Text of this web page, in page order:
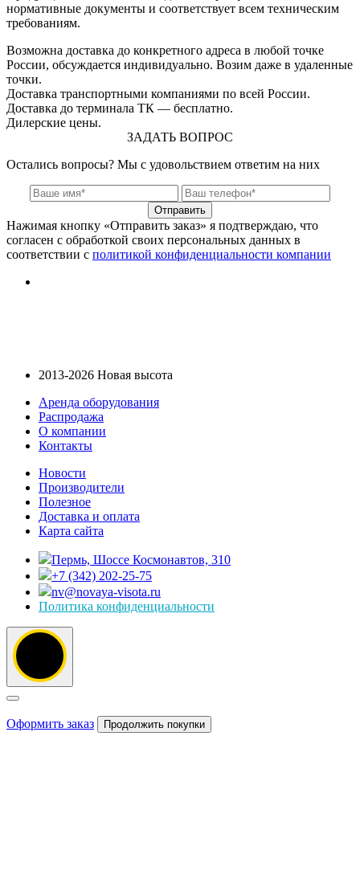
нормативные документы и соответствует всем техническим
требованиям.
Возможна доставка до конкретного адреса в любой точке
России, обсуждается индивидуально. Возим даже в удаленные
точки.
Доставка транспортными компаниями по всей России.
Доставка до терминала ТК — бесплатно.
Дилерские цены.
ЗАДАТЬ ВОПРОС
Остались вопросы? Мы с удовольствием ответим на них
Отправить
Нажимая кнопку «Отправить заказ» я подтверждаю, что
согласен с обработкой своих персональных данных в
соответствии с политикой конфиденциальности компании
2013-2026 Новая высота
Аренда оборудования
Распродажа
О компании
Контакты
Новости
Производители
Полезное
Доставка и оплата
Карта сайта
Пермь, Шоссе Космонавтов, 310
+7 (342) 202-25-75
nv@novaya-visota.ru
Политика конфиденциальности
Оформить заказ Продолжить покупки